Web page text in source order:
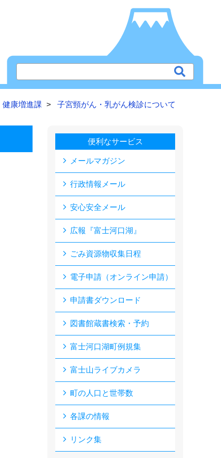
健康増進課 子宮頸がん・乳がん検診について
便利なサービス
メールマガジン
行政情報メール
安心安全メール
広報『富士河口湖』
ごみ資源物収集日程
電子申請（オンライン申請）
申請書ダウンロード
図書館蔵書検索・予約
富士河口湖町例規集
富士山ライブカメラ
町の人口と世帯数
各課の情報
リンク集